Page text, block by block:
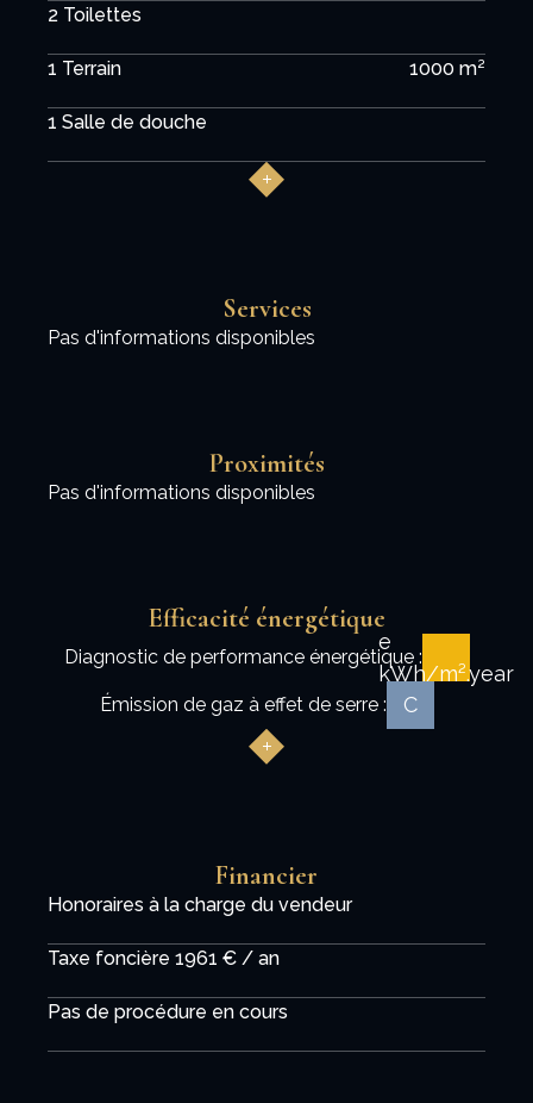
2 Toilettes
1 Terrain 1000 m²
1 Salle de douche
Services
Pas d'informations disponibles
Proximités
Pas d'informations disponibles
Efficacité énergétique
Diagnostic de performance énergétique :
e
kWh/m².year
Émission de gaz à effet de serre : C
Financier
Honoraires à la charge du vendeur
Taxe foncière 1961 € / an
Pas de procédure en cours